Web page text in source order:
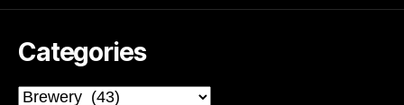
Categories
Categories